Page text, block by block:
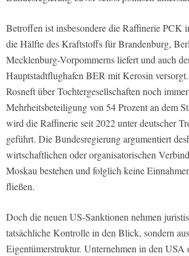
Betroffen ist insbesondere die Raffinerie PCK
die Hälfte des Kraftstoffs für Brandenburg,
Mecklenburg-Vorpommerns liefert und auch
Hauptstadtflughafen BER mit Kerosin
Rosneft über Tochtergesellschaften noch
Mehrheitsbeteiligung von 54 Prozent an dem
wird die Raffinerie seit 2022 unter deutscher
geführt. Die Bundesregierung argumentiert
wirtschaftlichen oder organisatorischen
Moskau bestehen und folglich keine
fließen.
Doch die neuen US-Sanktionen nehmen
tatsächliche Kontrolle in den Blick, sondern
Eigentümerstruktur. Unternehmen in den